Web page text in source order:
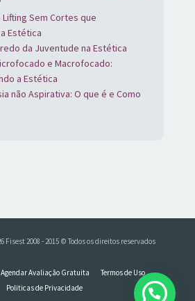
Lifting Sem Cortes que
Estética
da Juventude na Estética
e Macrofocado:
a Estética
não Aspirativa: O que é e Como
Fisest 2008 - 2015 © Todos os direitos reservados
Agendar Avaliação Gratuita
Termos de Uso
Politicas de Privacidade